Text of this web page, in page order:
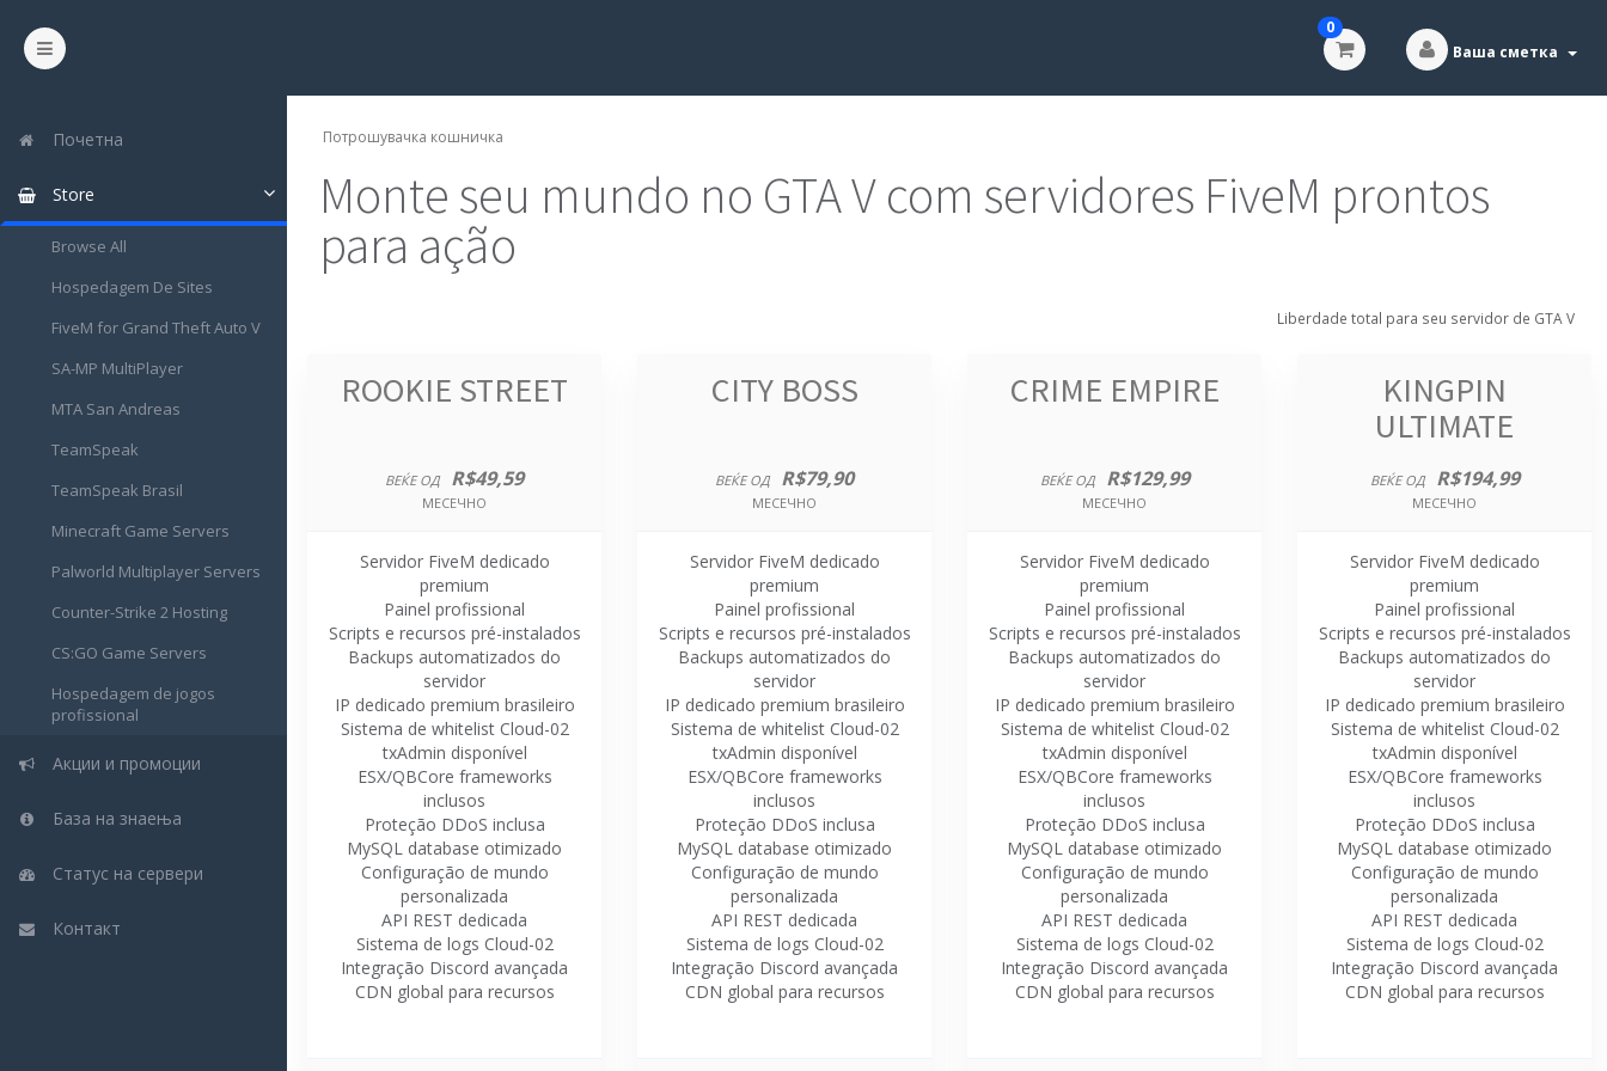
0
Ваша сметка
Почетна
Store
Browse All
Hospedagem De Sites
FiveM for Grand Theft Auto V
SA-MP MultiPlayer
MTA San Andreas
TeamSpeak
TeamSpeak Brasil
Minecraft Game Servers
Palworld Multiplayer Servers
Counter-Strike 2 Hosting
CS:GO Game Servers
Hospedagem de jogos
profissional
Акции и промоции
База на знаења
Статус на сервери
Контакт
Потрошувачка кошничка
Monte seu mundo no GTA V com servidores FiveM prontos
para ação
Liberdade total para seu servidor de GTA V
ROOKIE STREET
ВЕЌЕ ОД R$49,59
МЕСЕЧНО
Servidor FiveM dedicado
premium
Painel profissional
Scripts e recursos pré-instalados
Backups automatizados do
servidor
IP dedicado premium brasileiro
Sistema de whitelist Cloud-02
txAdmin disponível
ESX/QBCore frameworks
inclusos
Proteção DDoS inclusa
MySQL database otimizado
Configuração de mundo
personalizada
API REST dedicada
Sistema de logs Cloud-02
Integração Discord avançada
CDN global para recursos
CITY BOSS
ВЕЌЕ ОД R$79,90
МЕСЕЧНО
Servidor FiveM dedicado
premium
Painel profissional
Scripts e recursos pré-instalados
Backups automatizados do
servidor
IP dedicado premium brasileiro
Sistema de whitelist Cloud-02
txAdmin disponível
ESX/QBCore frameworks
inclusos
Proteção DDoS inclusa
MySQL database otimizado
Configuração de mundo
personalizada
API REST dedicada
Sistema de logs Cloud-02
Integração Discord avançada
CDN global para recursos
CRIME EMPIRE
ВЕЌЕ ОД R$129,99
МЕСЕЧНО
Servidor FiveM dedicado
premium
Painel profissional
Scripts e recursos pré-instalados
Backups automatizados do
servidor
IP dedicado premium brasileiro
Sistema de whitelist Cloud-02
txAdmin disponível
ESX/QBCore frameworks
inclusos
Proteção DDoS inclusa
MySQL database otimizado
Configuração de mundo
personalizada
API REST dedicada
Sistema de logs Cloud-02
Integração Discord avançada
CDN global para recursos
KINGPIN
ULTIMATE
ВЕЌЕ ОД R$194,99
МЕСЕЧНО
Servidor FiveM dedicado
premium
Painel profissional
Scripts e recursos pré-instalados
Backups automatizados do
servidor
IP dedicado premium brasileiro
Sistema de whitelist Cloud-02
txAdmin disponível
ESX/QBCore frameworks
inclusos
Proteção DDoS inclusa
MySQL database otimizado
Configuração de mundo
personalizada
API REST dedicada
Sistema de logs Cloud-02
Integração Discord avançada
CDN global para recursos